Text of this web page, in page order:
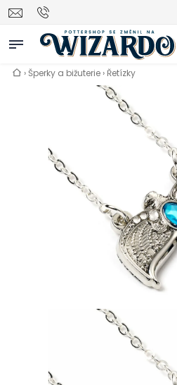
Vyhledávání
›Šperky a bižuterie › Řetízky